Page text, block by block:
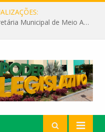
Câmara recebe palestra da Secretária Municipal de Meio Ambiente sobre as ações da “SEMANA DO MEIO AMBIENTE”